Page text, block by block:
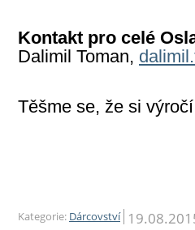
Kontakt pro celé
Dalimil Toman,
Těšme se, že si
Kategorie: Dárcovství